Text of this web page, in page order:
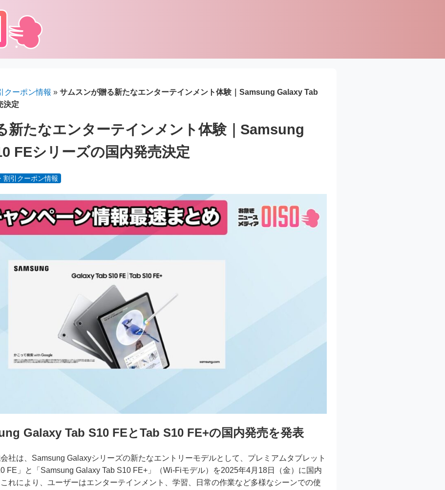
クーポン情報 » サムスンが贈る新たなエンターテインメント体験｜Samsung Galaxy Tab
決定
新たなエンターテインメント体験｜Samsung
FEシリーズの国内発売決定
割引クーポン情報
Galaxy Tab S10 FEとTab S10 FE+の国内発売を発表
社は、Samsung Galaxyシリーズの新たなエントリーモデルとして、プレミアムタブレット
FE」と「Samsung Galaxy Tab S10 FE+」（Wi-Fiモデル）を2025年4月18日（金）に国内
れにより、ユーザーはエンターテインメント、学習、日常の作業など多様なシーンでの使